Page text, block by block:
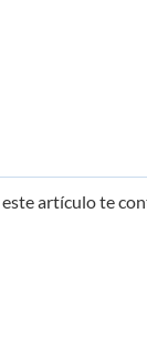
artículo te